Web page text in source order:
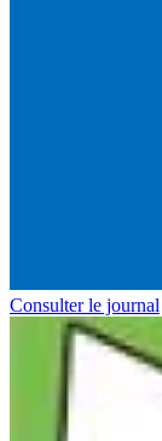
Consulter le journal